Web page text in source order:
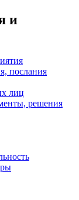
и
послания
лиц
решения